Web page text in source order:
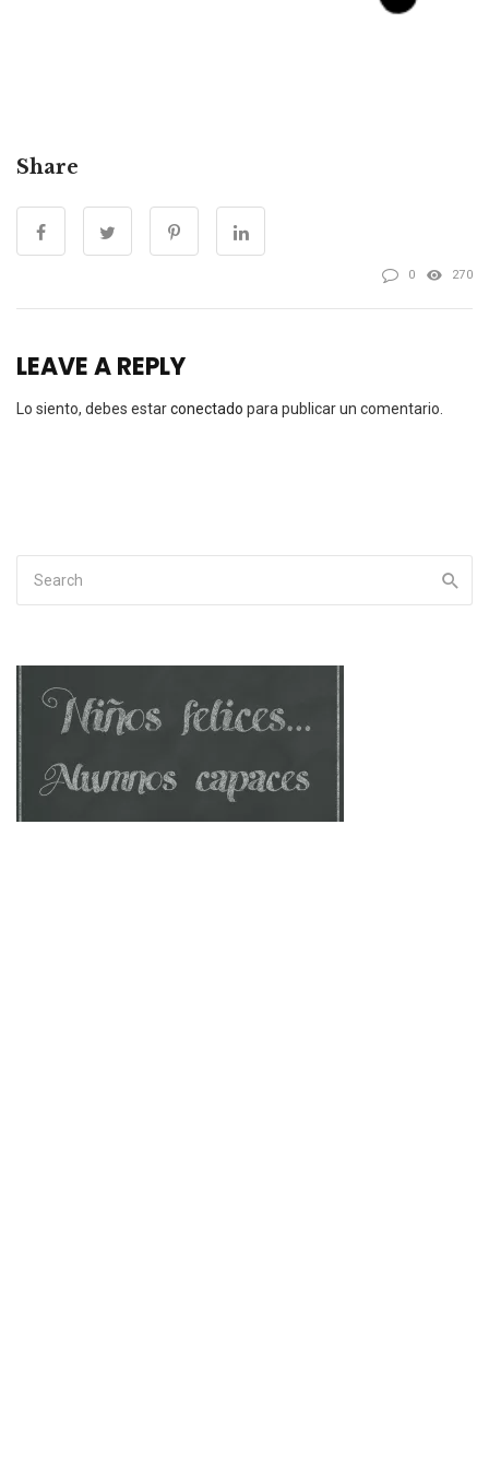
Share
0 270
LEAVE A REPLY
Lo siento, debes estarconectado para publicar un comentario.